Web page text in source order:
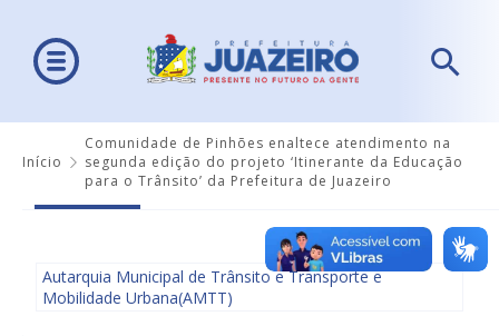
Início
Comunidade de Pinhões enaltece atendimento na
segunda edição do projeto ‘Itinerante da Educação
para o Trânsito’ da Prefeitura de Juazeiro
Autarquia Municipal de Trânsito e Transporte e
Mobilidade Urbana(AMTT)